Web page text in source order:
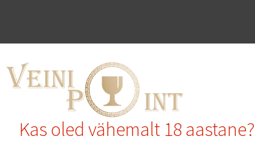
Kas oled vähemalt 18 aastane?
25a, 11415 Tallinn,